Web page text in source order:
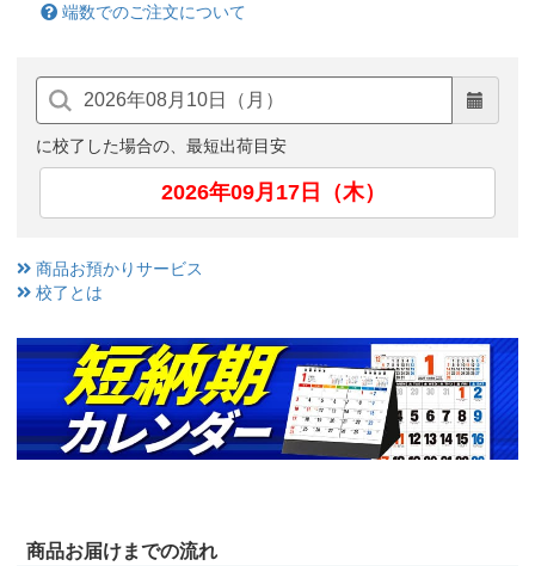
端数でのご注文について
に校了した場合の、最短出荷目安
2026年09月17日（木）
商品お預かりサービス
校了とは
商品お届けまでの流れ